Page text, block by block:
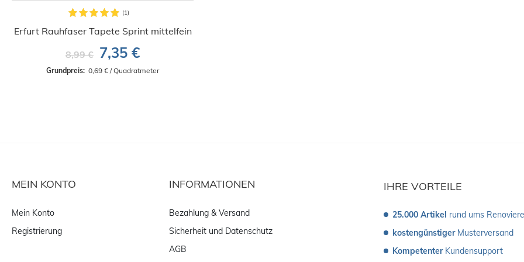
Erfurt Rauhfaser Tapete Sprint mittelfein
8,99 € 7,35 €
Grundpreis: 0,69 € / Quadratmeter
IHRE VORTEILE
25.000 Artikel rund ums
kostengünstiger Musterversand
Kompetenter Kundensupport
MEIN KONTO
Mein Konto
Registrierung
INFORMATIONEN
Bezahlung & Versand
Sicherheit und Datenschutz
AGB